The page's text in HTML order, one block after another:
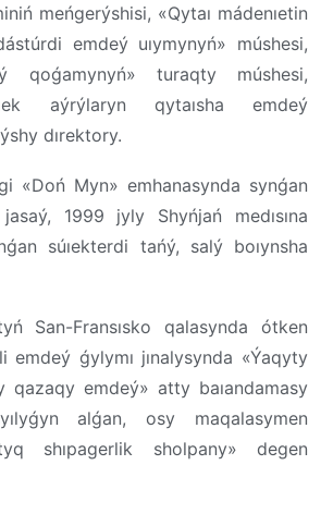
meńgerýshisi, «Qytaı mádenıetin
emdeý uıymynyń» múshesi,
qoǵamynyń» turaqty múshesi,
aýrýlaryn qytaısha emdeý
dırektory.
«Doń Myn» emhanasynda synǵan
jasaý, 1999 jyly Shyńjań medısına
súıekterdi tańý, salý boıynsha
San-Fransısko qalasynda ótken
emdeý ǵylymı jınalysynda «Ýaqyty
qazaqy emdeý» atty baıandamasy
alǵan, osy maqalasymen
shıpagerlik sholpany» degen